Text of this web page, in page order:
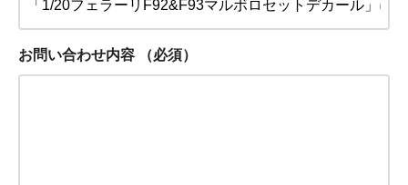
お問い合わせ内容 （必須）